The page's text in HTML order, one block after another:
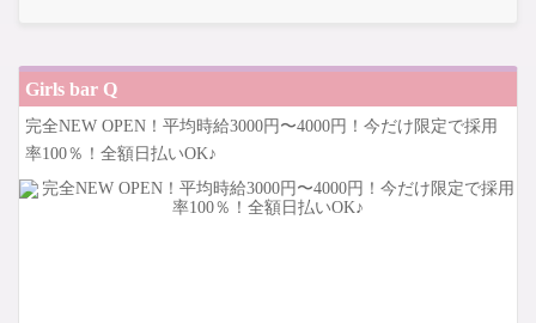
入店お祝い金を絶対支給してますので
入店するだけでお財布が潤いますよ♪
Girls bar Q
完全NEW OPEN！平均時給3000円〜4000円！今だけ限定で採用
率100％！全額日払いOK♪